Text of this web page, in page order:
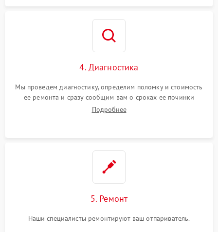
4. Диагностика
Мы проведем диагностику, определим поломку и стоимость
ее ремонта и сразу сообщим вам о сроках ее починки
Подробнее
5. Ремонт
Наши специалисты ремонтируют ваш отпариватель.